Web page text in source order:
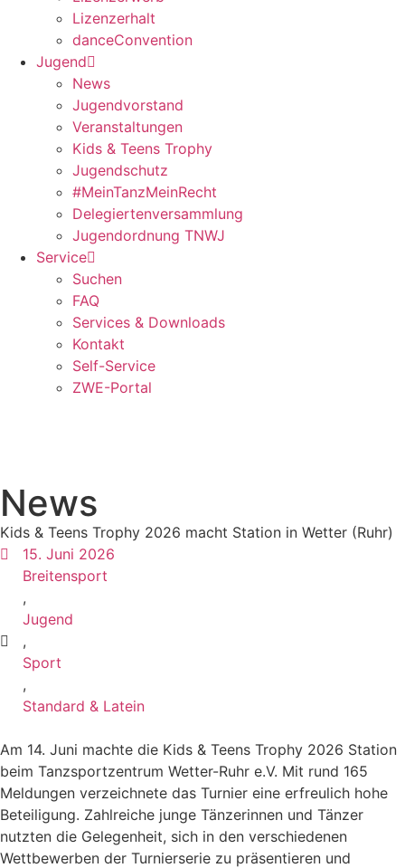
Lizenzerhalt
danceConvention
Jugend
News
Jugendvorstand
Veranstaltungen
Kids & Teens Trophy
Jugendschutz
#MeinTanzMeinRecht
Delegiertenversammlung
Jugendordnung TNWJ
Service
Suchen
FAQ
Services & Downloads
Kontakt
Self-Service
ZWE-Portal
News
Kids & Teens Trophy 2026 macht Station in Wetter (Ruhr)
15. Juni 2026
Breitensport
,
Jugend
,
Sport
,
Standard & Latein
Am 14. Juni machte die Kids & Teens Trophy 2026 Station
beim Tanzsportzentrum Wetter-Ruhr e.V. Mit rund 165
Meldungen verzeichnete das Turnier eine erfreulich hohe
Beteiligung. Zahlreiche junge Tänzerinnen und Tänzer
nutzten die Gelegenheit, sich in den verschiedenen
Wettbewerben der Turnierserie zu präsentieren und